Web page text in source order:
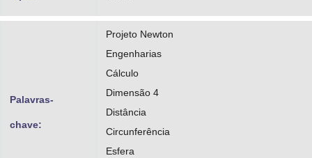
Palavras-
chave:
Projeto Newton
Engenharias
Cálculo
Dimensão 4
Distância
Circunferência
Esfera